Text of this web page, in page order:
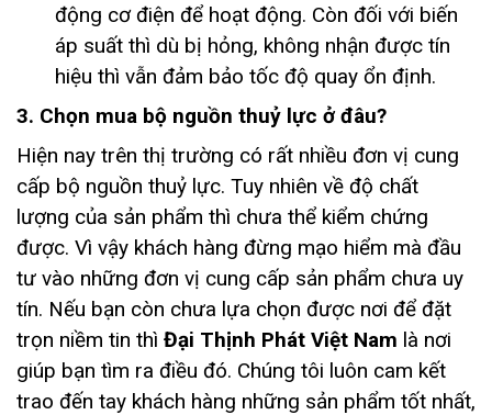
động cơ điện để hoạt động. Còn đối với biến
áp suất thì dù bị hỏng, không nhận được tín
hiệu thì vẫn đảm bảo tốc độ quay ổn định.
3. Chọn mua bộ nguồn thuỷ lực ở đâu?
Hiện nay trên thị trường có rất nhiều đơn vị cung
cấp bộ nguồn thuỷ lực. Tuy nhiên về độ chất
lượng của sản phẩm thì chưa thể kiểm chứng
được. Vì vậy khách hàng đừng mạo hiểm mà đầu
tư vào những đơn vị cung cấp sản phẩm chưa uy
tín. Nếu bạn còn chưa lựa chọn được nơi để đặt
trọn niềm tin thì Đại Thịnh Phát Việt Nam là nơi
giúp bạn tìm ra điều đó. Chúng tôi luôn cam kết
trao đến tay khách hàng những sản phẩm tốt nhất,